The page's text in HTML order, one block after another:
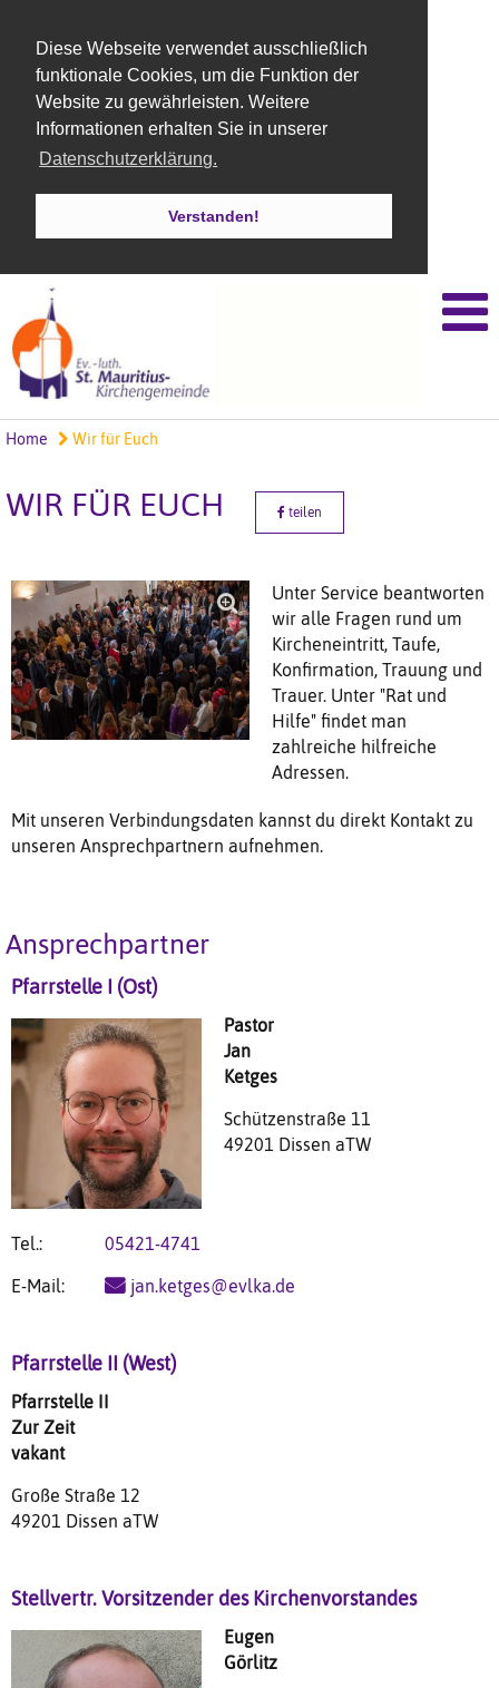
Diese Webseite verwendet ausschließlich
funktionale Cookies, um die Funktion der
Website zu gewährleisten. Weitere
Informationen erhalten Sie in unserer
Datenschutzerklärung.
Verstanden!
Home Wir für Euch
WIR FÜR EUCH teilen
Unter Service beantworten
wir alle Fragen rund um
Kircheneintritt, Taufe,
Konfirmation, Trauung und
Trauer. Unter "Rat und
Hilfe" findet man
zahlreiche hilfreiche
Adressen.
Mit unseren Verbindungsdaten kannst du direkt Kontakt zu
unseren Ansprechpartnern aufnehmen.
Ansprechpartner
Pfarrstelle I (Ost)
Pastor
Jan
Ketges
Schützenstraße 11
49201 Dissen aTW
Tel.: 05421-4741
E-Mail: jan.ketges@evlka.de
Pfarrstelle II (West)
Pfarrstelle II
Zur Zeit
vakant
Große Straße 12
49201 Dissen aTW
Stellvertr. Vorsitzender des Kirchenvorstandes
Eugen
Görlitz